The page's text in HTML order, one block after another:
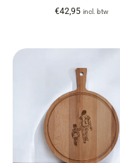
€42,95 incl. btw